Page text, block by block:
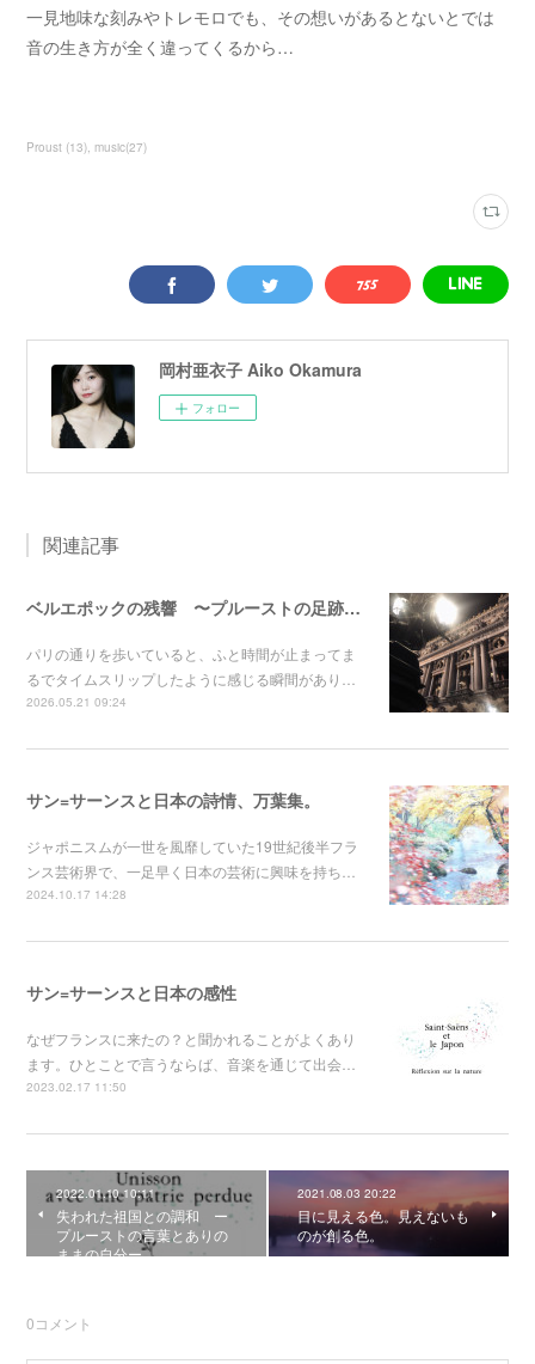
一見地味な刻みやトレモロでも、その想いがあるとないとでは
音の生き方が全く違ってくるから…
Proust (13) music(27)
岡村亜衣子 Aiko Okamura
フォロー
関連記事
ベルエポックの残響 〜プルーストの足跡を辿って〜
パリの通りを歩いていると、ふと時間が止まってま
るでタイムスリップしたように感じる瞬間があり…
2026.05.21 09:24
サン=サーンスと日本の詩情、万葉集。
ジャポニスムが一世を風靡していた19世紀後半フラ
ンス芸術界で、一足早く日本の芸術に興味を持ち…
2024.10.17 14:28
サン=サーンスと日本の感性
なぜフランスに来たの？と聞かれることがよくあり
ます。ひとことで言うならば、音楽を通じて出会…
2023.02.17 11:50
2022.01.10 10:11
失われた祖国との調和 ー
プルーストの言葉とありの
ままの自分ー
2021.08.03 20:22
目に見える色。見えないも
のが創る色。
0コメント